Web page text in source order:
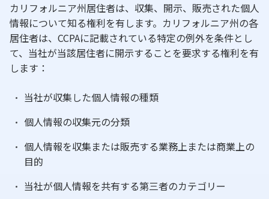
カリフォルニア州居住者は、収集、開示、販売された個人
情報について知る権利を有します。カリフォルニア州の各
居住者は、CCPAに記載されている特定の例外を条件とし
て、当社が当該居住者に開示することを要求する権利を有
します：
当社が収集した個人情報の種類
個人情報の収集元の分類
個人情報を収集または販売する業務上または商業上の
目的
当社が個人情報を共有する第三者のカテゴリー